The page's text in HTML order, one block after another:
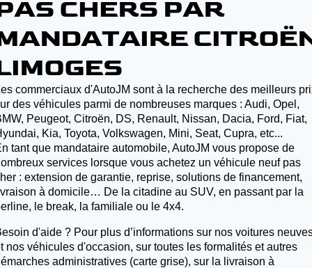
CHERS PAR
commerciaux d'AutoJM sont à la recherche des meilleurs
des véhicules parmi de nombreuses marques : Audi, Opel,
Peugeot, Citroën, DS, Renault, Nissan, Dacia, Ford, Fiat,
Kia, Toyota, Volkswagen, Mini, Seat, Cupra, etc...
tant que mandataire automobile, AutoJM vous propose de
services lorsque vous achetez un véhicule neuf pas
: extension de garantie, reprise, solutions de financement,
à domicile… De la citadine au SUV, en passant par la
le break, la familiale ou le 4x4.
d'aide ? Pour plus d’informations sur nos voitures
nos véhicules d'occasion, sur toutes les formalités et autres
administratives (carte grise), sur la livraison à